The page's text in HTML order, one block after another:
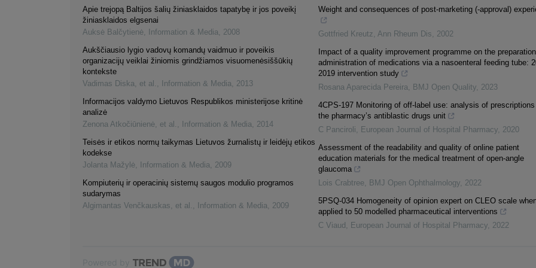
Apie trejopą Baltijos šalių žiniasklaidos tapatybę ir jos poveikį
žiniasklaidos elgsenai
Auksė Balčytienė, Information & Media, 2008
Aukščiausio lygio vadovų komandų vaidmuo ir poveikis
organizacijų veiklai žiniomis grindžiamos visuomenėsiššūkių
kontekste
Vadimas Diska, et al. , Information & Media, 2013
Informacijos valdymo Lietuvos Respublikos ministerijose kritinė
analizė
Zenona Atkočiūnienė, et al. , Information & Media, 2014
Teisės ir etikos normų taikymas Lietuvos žurnalistų ir leidėjų etikos
kodekse
Jolanta Mažylė, Information & Media, 2009
Kompiuterių ir operacinių sistemų saugos modulio programos
sudarymas
Algimantas Venčkauskas, et al. , Information & Media, 2009
Weight and consequences of post-marketing (-approval)
Gottfried Kreutz, Ann Rheum Dis, 2002
Impact of a quality improvement programme on the
administration of medications via a nasoenteral feeding tube:
2019 intervention study
Rosana Aparecida Pereira, BMJ Open Quality, 2023
4CPS-197 Monitoring of off-label use: analysis of
the pharmacy’s antiblastic drugs unit
C Panciroli, European Journal of Hospital Pharmacy, 2020
Assessment of the readability and quality of online patient
education materials for the medical treatment of open-angle
glaucoma
Lois Crabtree, BMJ Open Ophthalmology, 2022
5PSQ-034 Homogeneity of opinion expert on CLEO scale
applied to 50 modelled pharmaceutical interventions
C Viaud , European Journal of Hospital Pharmacy, 2022